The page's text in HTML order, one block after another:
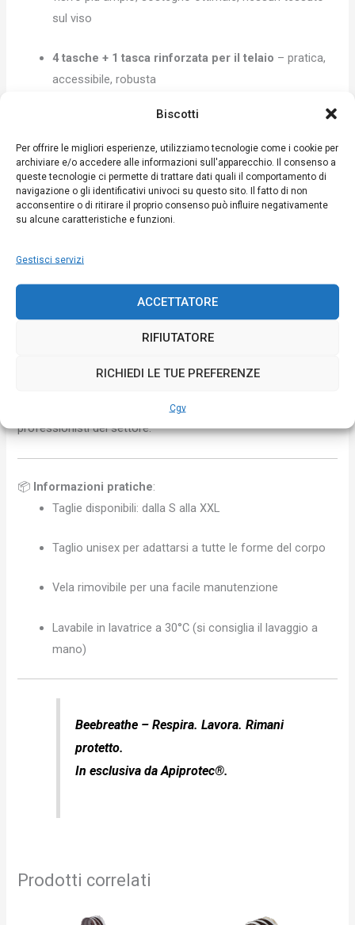
Biscotti
Per offrire le migliori esperienze, utilizziamo tecnologie come i cookie per
archiviare e/o accedere alle informazioni sull'apparecchio. Il consenso a
queste tecnologie ci permette di trattare dati quali il comportamento di
navigazione o gli identificativi univoci su questo sito. Il fatto di non
acconsentire o di ritirare il proprio consenso può influire negativamente
su alcune caratteristiche e funzioni.
Gestisci servizi
ACCETTATORE
RIFIUTATORE
RICHIEDI LE TUE PREFERENZE
Cgv
sul viso
4 tasche + 1 tasca rinforzata per il telaio – pratica,
accessibile, robusta
Ginocchia rinforzate + cuciture solide
garantita anche in caso di uso intensivo.
Doppia cerniera + patta in velcro: sicuro e facile da
indossare
vestibilità perfetta, nessuna flessione.
🧵Qualità Apiprotec
Progettato in Francia e prodotto in Europa, il
alte prestazioni, comodo e resistente, in collaborazione con i
professionisti del settore.
📦 Informazioni pratiche:
Taglie disponibili: dalla S alla XXL
Taglio unisex per adattarsi a tutte le forme del corpo
Vela rimovibile per una facile manutenzione
Lavabile in lavatrice a 30°C (si consiglia il lavaggio a
mano)
Beebreathe – Respira. Lavora. Rimani
protetto.
In esclusiva da Apiprotec®.
Prodotti correlati
Questo
Questo